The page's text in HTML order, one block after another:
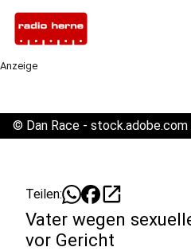
Anzeige
© Dan Race - stock.adobe.com
Teilen: open_in_new
Vater wegen
vor Gericht